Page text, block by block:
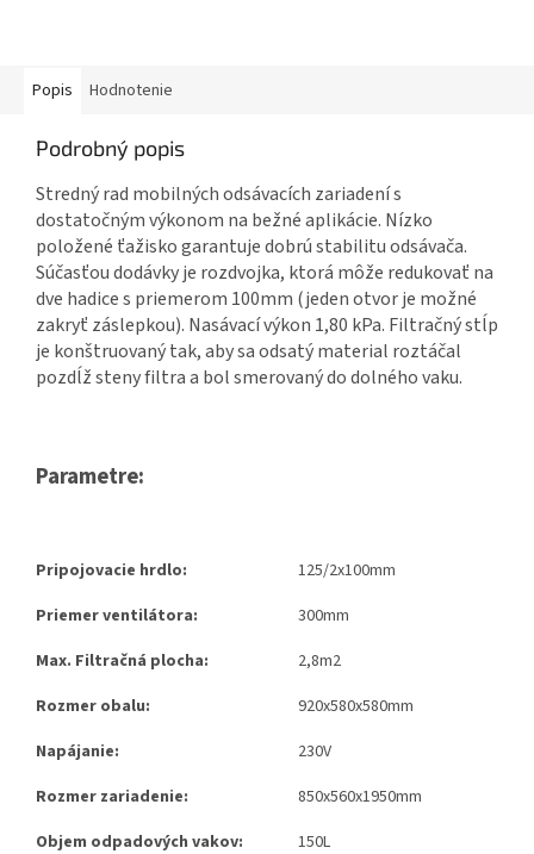
Popis Hodnotenie
Podrobný popis
Stredný rad mobilných odsávacích zariadení s
dostatočným výkonom na bežné aplikácie. Nízko
položené ťažisko garantuje dobrú stabilitu odsávača.
Súčasťou dodávky je rozdvojka, ktorá môže redukovať na
dve hadice s priemerom 100mm (jeden otvor je možné
zakryť záslepkou). Nasávací výkon 1,80 kPa. Filtračný stĺp
je konštruovaný tak, aby sa odsatý material roztáčal
pozdĺž steny filtra a bol smerovaný do dolného vaku.
Parametre:
Pripojovacie hrdlo:
Priemer ventilátora:
Max. Filtračná plocha:
Rozmer obalu:
Napájanie:
Rozmer zariadenie:
Objem odpadových vakov:
125/2x100mm
300mm
2,8m2
920x580x580mm
230V
850x560x1950mm
150L